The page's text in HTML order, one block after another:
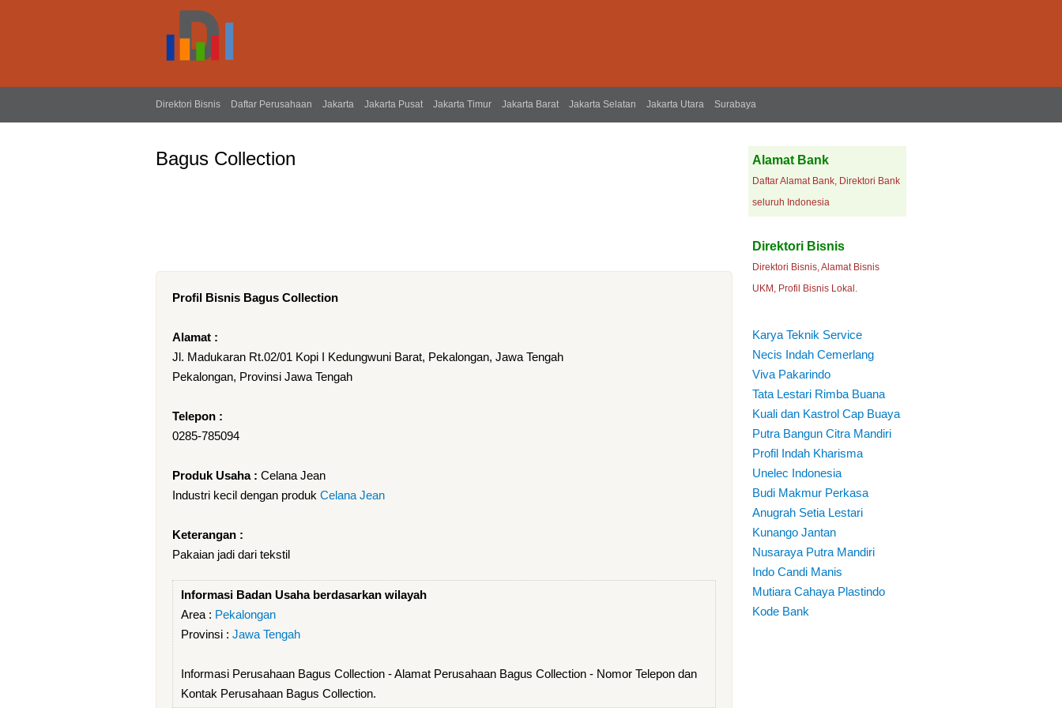
Direktori Bisnis Daftar Perusahaan Jakarta Jakarta Pusat Jakarta Timur Jakarta Barat Jakarta Selatan Jakarta Utara Surabaya
Bagus Collection
Profil Bisnis Bagus Collection
Alamat :
Jl. Madukaran Rt.02/01 Kopi I Kedungwuni Barat, Pekalongan, Jawa Tengah
Pekalongan, Provinsi Jawa Tengah
Telepon :
0285-785094
Produk Usaha : Celana Jean
Industri kecil dengan produk Celana Jean
Keterangan :
Pakaian jadi dari tekstil
Informasi Badan Usaha berdasarkan wilayah
Area : Pekalongan
Provinsi : Jawa Tengah
Informasi Perusahaan Bagus Collection - Alamat Perusahaan Bagus Collection - Nomor Telepon dan
Kontak Perusahaan Bagus Collection.
Alamat Bank
Daftar Alamat Bank, Direktori Bank
seluruh Indonesia
Direktori Bisnis
Direktori Bisnis, Alamat Bisnis
UKM, Profil Bisnis Lokal.
Karya Teknik Service
Necis Indah Cemerlang
Viva Pakarindo
Tata Lestari Rimba Buana
Kuali dan Kastrol Cap Buaya
Putra Bangun Citra Mandiri
Profil Indah Kharisma
Unelec Indonesia
Budi Makmur Perkasa
Anugrah Setia Lestari
Kunango Jantan
Nusaraya Putra Mandiri
Indo Candi Manis
Mutiara Cahaya Plastindo
Kode Bank